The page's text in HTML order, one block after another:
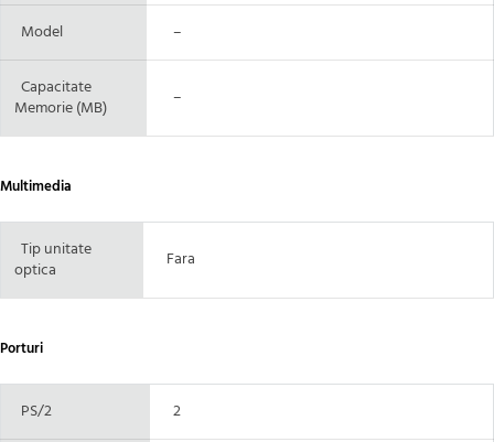
Model –
Capacitate
Memorie (MB)
–
Multimedia
Tip unitate
optica
Fara
Porturi
PS/2 2